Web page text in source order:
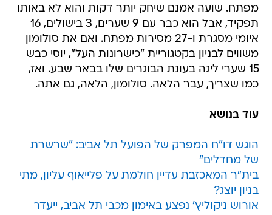
מפתח. שועה אמנם שיחק יותר דקות והוא לא באותו
תפקיד, אבל הוא כבר עם 9 שערים, 3 בישולים, 16
איומי מסגרת ו-27 מסירות מפתח. ואם את סולומון
משווים לבניון בקטגוריית "כישרונות העל", יוסי כבש
15 שערי ליגה בעונת הבוגרים שלו בבאר שבע. ואז,
כמו שצריך, עבר הלאה. סולומון, הלאה, גם אתה.
עוד בנושא
הוגש דו"ח המפרק של הפועל תל אביב: "שרשרת
של מחדלים"
בית"ר המאכזבת עדיין חולמת על פלייאוף עליון, מתי
בניון יוצג?
אורוש ניקוליץ' נפצע באימון מכבי תל אביב, ייעדר